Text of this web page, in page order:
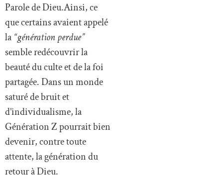
Parole de Dieu.Ainsi, ce
que certains avaient appelé
la “génération perdue”
semble redécouvrir la
beauté du culte et de la foi
partagée. Dans un monde
saturé de bruit et
d’individualisme, la
Génération Z pourrait bien
devenir, contre toute
attente, la génération du
retour à Dieu.